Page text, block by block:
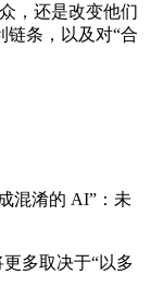
，还是改变他们
条，以及对“合
混淆的 AI”：未
多取决于“以多